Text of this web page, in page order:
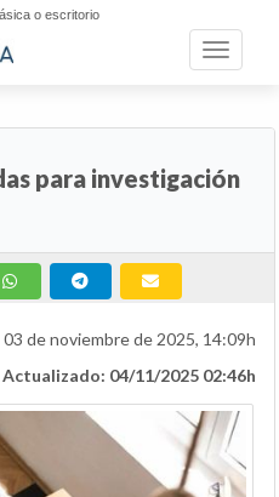
o escritorio
Toggle
para investigación
03 de noviembre de 2025, 14:09h
Actualizado: 04/11/2025 02:46h